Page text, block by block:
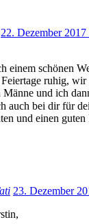
22. Dezember 2017
einem schönen
ruhig, wir
Männe und ich
auch bei dir für
und einen guten
23. Dezember